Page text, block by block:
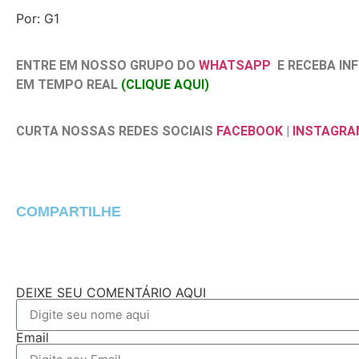
Por: G1
ENTRE EM NOSSO GRUPO DO WHATSAPP E RECEBA
EM TEMPO REAL (CLIQUE AQUI)
CURTA NOSSAS REDES SOCIAIS FACEBOOK |
COMPARTILHE
DEIXE SEU COMENTÁRIO AQUI
Email